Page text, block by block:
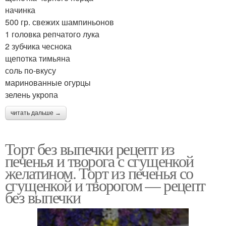
начинка
500 гр. свежих шампиньонов
1 головка репчатого лука
2 зубчика чеснока
щепотка тимьяна
соль по-вкусу
маринованные огурцы
зелень укропа
читать дальше →
Торт без выпечки рецепт из
печенья и творога с сгущенкой
желатином. Торт из печенья со
сгущенкой и творогом — рецепт
без выпечки